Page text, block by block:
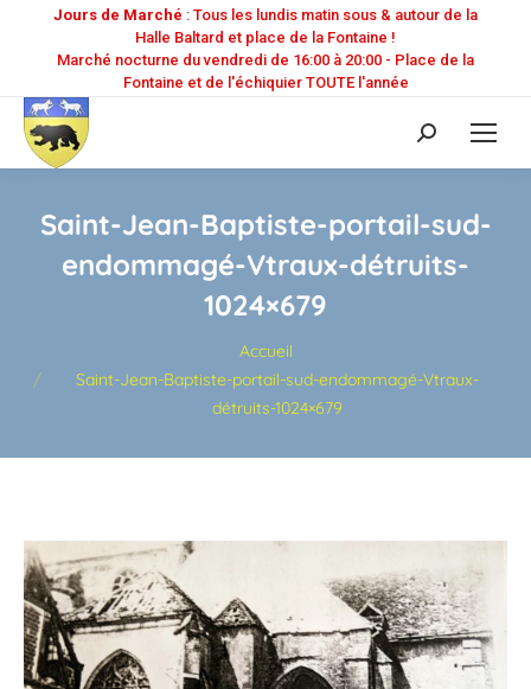
Jours de Marché : Tous les lundis matin sous & autour de la
Halle Baltard et place de la Fontaine !
Marché nocturne du vendredi de 16:00 à 20:00 - Place de la
Fontaine et de l'échiquier TOUTE l'année
Recherche
:
Saint-Jean-Baptiste-portail-sud-
endommagé-Vtraux-détruits-
1024×679
Accueil
Saint-Jean-Baptiste-portail-sud-endommagé-Vtraux-
détruits-1024×679